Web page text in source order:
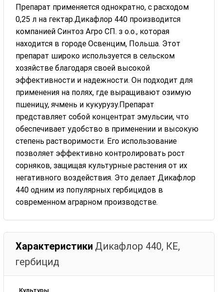
Препарат применяется однократно, с расходом
0,25 л на гектар.Дикафлор 440 производится
компанией Синтоз Агро СП. з о.о., которая
находится в городе Освенцим, Польша. Этот
препарат широко используется в сельском
хозяйстве благодаря своей высокой
эффективности и надежности. Он подходит для
применения на полях, где выращивают озимую
пшеницу, ячмень и кукурузу.Препарат
представляет собой концентрат эмульсии, что
обеспечивает удобство в применении и высокую
степень растворимости. Его использование
позволяет эффективно контролировать рост
сорняков, защищая культурные растения от их
негативного воздействия. Это делает Дикафлор
440 одним из популярных гербицидов в
современном аграрном производстве.
Характеристики Дикафлор 440, КЕ,
гербицид
Культуры